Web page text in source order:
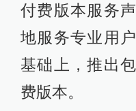
付费版本服务
地服务专业用
基础上，推出
费版本。